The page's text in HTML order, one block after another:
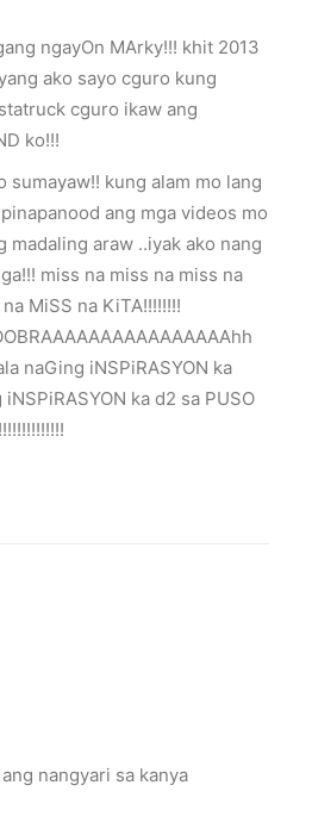
ngayOn MArky!!! khit 2013
ako sayo cguro kung
cguro ikaw ang
ko!!!
sumayaw!! kung alam mo lang
ang mga videos mo
madaling araw ..iyak ako nang
miss na miss na miss na
MiSS na KiTA!!!!!!!!
naGing iNSPiRASYON ka
ka d2 sa PUSO
nangyari sa kanya